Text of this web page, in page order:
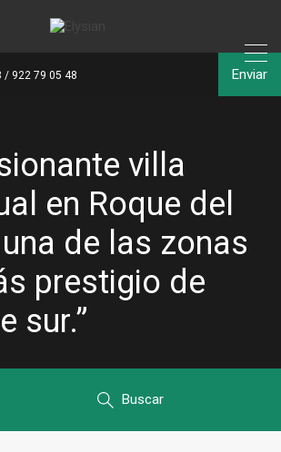
/ 922 79 05 48 Enviar
villa
en Roque del
de las zonas
prestigio de
sur.”
Buscar